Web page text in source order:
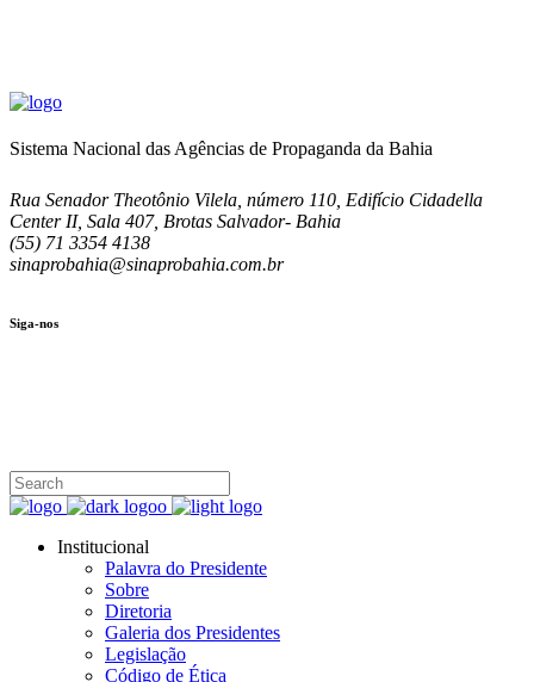
Sistema Nacional das Agências de Propaganda da Bahia
Rua Senador Theotônio Vilela, número 110, Edifício Cidadella
Center II, Sala 407, Brotas Salvador- Bahia
(55) 71 3354 4138
sinaprobahia@sinaprobahia.com.br
Siga-nos
Institucional
Palavra do Presidente
Sobre
Diretoria
Galeria dos Presidentes
Legislação
Código de Ética